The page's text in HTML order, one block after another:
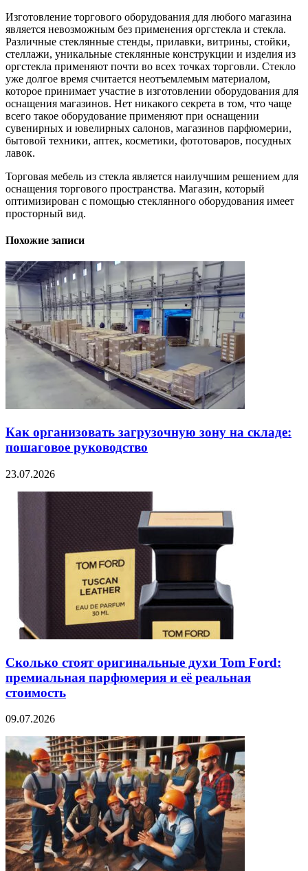
Изготовление торгового оборудования для любого магазина
является невозможным без применения оргстекла и стекла.
Различные стеклянные стенды, прилавки, витрины, стойки,
стеллажи, уникальные стеклянные конструкции и изделия из
оргстекла применяют почти во всех точках торговли. Стекло
уже долгое время считается неотъемлемым материалом,
которое принимает участие в изготовлении оборудования для
оснащения магазинов. Нет никакого секрета в том, что чаще
всего такое оборудование применяют при оснащении
сувенирных и ювелирных салонов, магазинов парфюмерии,
бытовой техники, аптек, косметики, фототоваров, посудных
лавок.
Торговая мебель из стекла является наилучшим решением для
оснащения торгового пространства. Магазин, который
оптимизирован с помощью стеклянного оборудования имеет
просторный вид.
Похожие записи
Как организовать загрузочную зону на складе:
пошаговое руководство
23.07.2026
Сколько стоят оригинальные духи Tom Ford:
премиальная парфюмерия и её реальная
стоимость
09.07.2026